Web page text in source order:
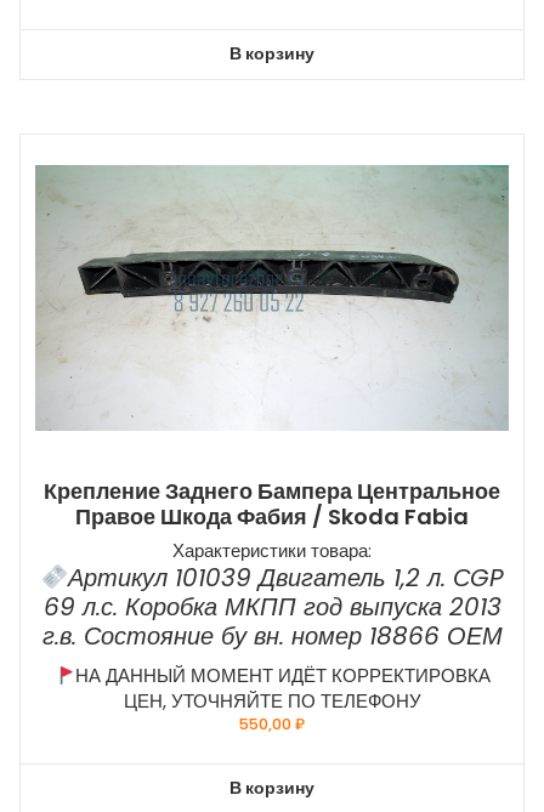
В корзину
Крепление Заднего Бампера Центральное
Правое Шкода Фабия / Skoda Fabia
Характеристики товара:
Артикул 101039 Двигатель 1,2 л. СGP
69 л.с. Коробка МКПП год выпуска 2013
г.в. Состояние бу вн. номер 18866 ОЕМ
НА ДАННЫЙ МОМЕНТ ИДЁТ КОРРЕКТИРОВКА
ЦЕН, УТОЧНЯЙТЕ ПО ТЕЛЕФОНУ
550,00₽
В корзину